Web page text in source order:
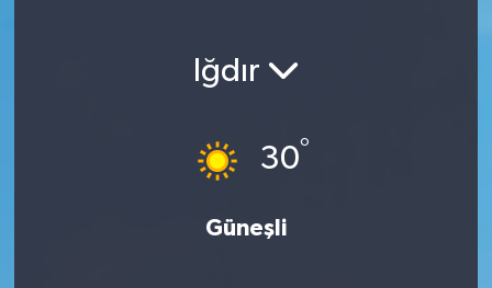
Iğdır
30°
Güneşli